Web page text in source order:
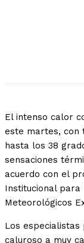
El intenso calor
este martes, con
hasta los 38
sensaciones
acuerdo con el
Institucional para
Meteorológicos
Los especialistas
caluroso a muy